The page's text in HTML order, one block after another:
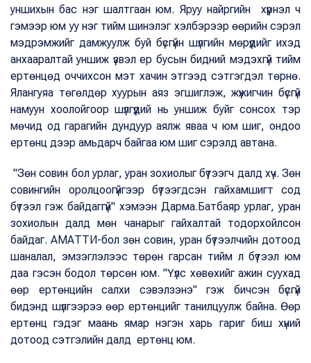
уншихын бас нэг шалтгаан юм. Яруу найргийн хүүрнэл ч
гэмээр юм уу нэг тийм шинэлэг хэлбэрээр өөрийн сэрэл
мэдрэмжийг дамжуулж буй бүсгүйн шүлгийн мөрүүдийг ихэд
анхааралтай уншиж үзвэл ер бусын бидний мэдэхгүй тийм
ертөнцөд оччихсон мэт хачин этгээд сэтгэгдэл төрнө.
Ялангуяа төгөлдөр хуурын аяз эгшиглэж, жүжигчин бүсгүй
намуун хоолойгоор шүлгүүдий нь уншиж буйг сонсох тэр
мөчид од гарагийн дундуур аялж яваа ч юм шиг, ондоо
ертөнц дээр амьдарч байгаа юм шиг сэрэлд автана.
"Зөн совин бол урлаг, уран зохиолыг бүтээгч далд хүч. Зөн
совингийн оролцоогүйгээр бүтээгдсэн гайхамшигт сод
бүтээл гэж байдаггүй" хэмээн Дарма.Батбаяр урлаг, уран
зохиолын далд мөн чанарыг гайхалтай тодорхойлсон
байдаг. АМАТТИ-бол зөн совин, уран бүтээлчийн дотоод
шаналал, эмзэглэлээс төрөн гарсан тийм л бүтээл юм
даа гэсэн бодол төрсөн юм. "Үүлс хөвөхийг ажин суухад
өөр ертөнцийн салхи сэвэлзэнэ" гэж бичсэн бүсгүй
бидэнд шүлгээрээ өөр ертөнцийг танилцуулж байна. Өөр
ертөнц гэдэг маань ямар нэгэн харь гариг биш хүний
дотоод сэтгэлийн далд ертөнц юм.